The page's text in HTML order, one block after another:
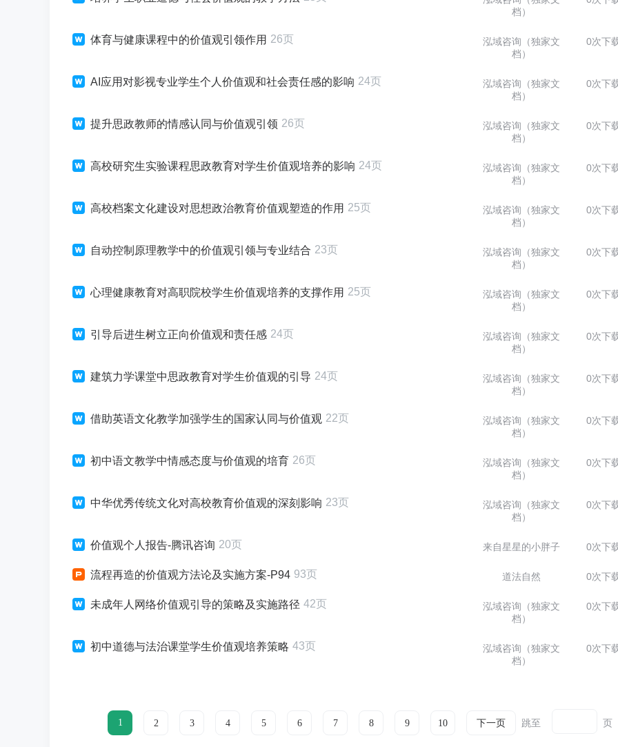
档）
体育与健康课程中的价值观引领作用 26页
泓域咨询（独家文
档）
0次下
AI应用对影视专业学生个人价值观和社会责任感的影响 24页
泓域咨询（独家文
档）
0次下
提升思政教师的情感认同与价值观引领 26页
泓域咨询（独家文
档）
0次下
高校研究生实验课程思政教育对学生价值观培养的影响 24页
泓域咨询（独家文
档）
0次下
高校档案文化建设对思想政治教育价值观塑造的作用 25页
泓域咨询（独家文
档）
0次下
自动控制原理教学中的价值观引领与专业结合 23页
泓域咨询（独家文
档）
0次下
心理健康教育对高职院校学生价值观培养的支撑作用 25页
泓域咨询（独家文
档）
0次下
引导后进生树立正向价值观和责任感 24页
泓域咨询（独家文
档）
0次下
建筑力学课堂中思政教育对学生价值观的引导 24页
泓域咨询（独家文
档）
0次下
借助英语文化教学加强学生的国家认同与价值观 22页
泓域咨询（独家文
档）
0次下
初中语文教学中情感态度与价值观的培育 26页
泓域咨询（独家文
档）
0次下
中华优秀传统文化对高校教育价值观的深刻影响 23页
泓域咨询（独家文
档）
0次下
价值观个人报告-腾讯咨询 20页 来自星星的小胖子 0次下
流程再造的价值观方法论及实施方案-P94 93页 道法自然 0次下
未成年人网络价值观引导的策略及实施路径 42页
泓域咨询（独家文
档）
0次下
初中道德与法治课堂学生价值观培养策略 43页
泓域咨询（独家文
档）
0次下
1 2 3 4 5 6 7 8 9 10 下一页 跳至 页